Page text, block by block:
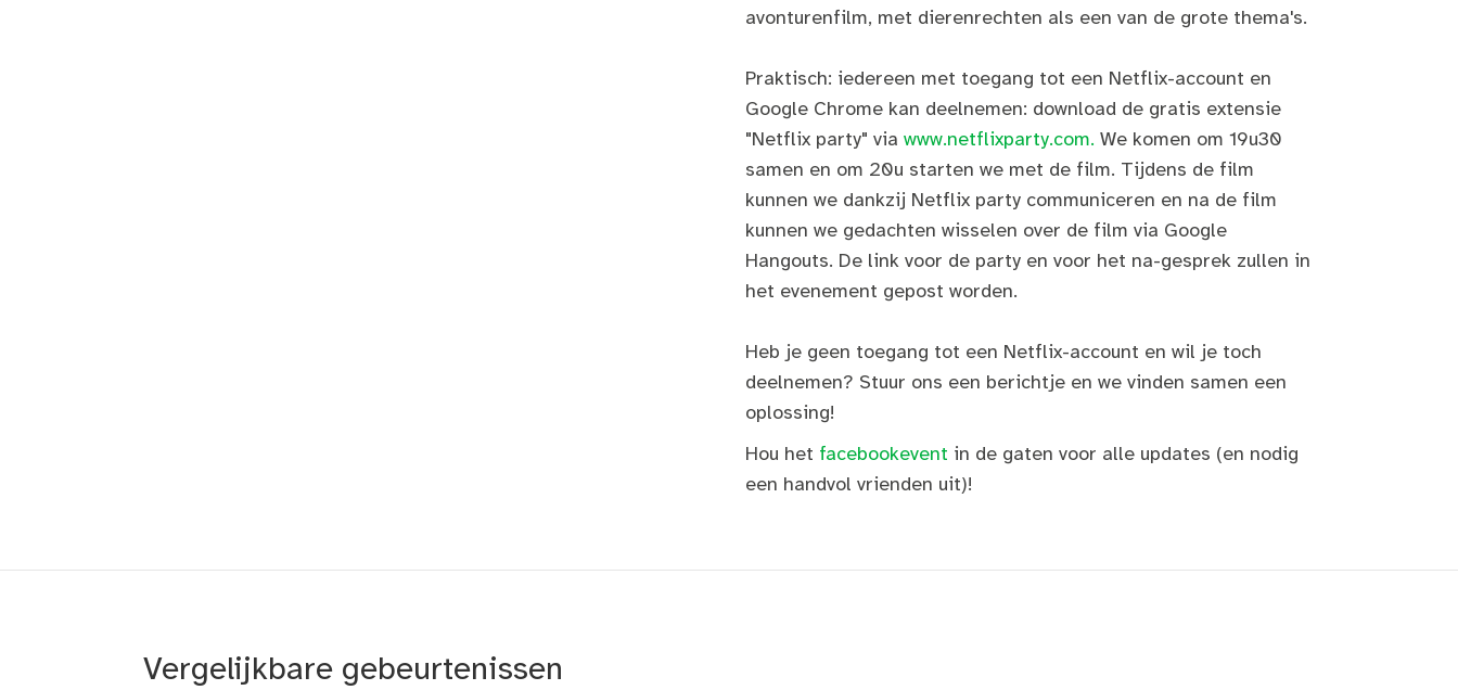
avonturenfilm, met dierenrechten als een van de grote thema's.
Praktisch: iedereen met toegang tot een Netflix-account en
Google Chrome kan deelnemen: download de gratis extensie
"Netflix party" via www.netflixparty.com. We komen om 19u30
samen en om 20u starten we met de film. Tijdens de film
kunnen we dankzij Netflix party communiceren en na de film
kunnen we gedachten wisselen over de film via Google
Hangouts. De link voor de party en voor het na-gesprek zullen in
het evenement gepost worden.
Heb je geen toegang tot een Netflix-account en wil je toch
deelnemen? Stuur ons een berichtje en we vinden samen een
oplossing!
Hou het facebookevent in de gaten voor alle updates (en nodig
een handvol vrienden uit)!
Vergelijkbare gebeurtenissen